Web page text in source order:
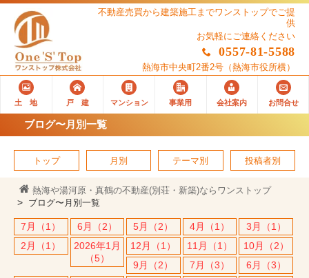
不動産売買から建築施工までワンストップでご提
供
お気軽にご連絡ください
0557-81-5588
熱海市中央町2番2号 （熱海市役所横）
土 地 戸 建 マンション 事業用 会社案内 お問合せ
ブログ〜月別一覧
トップ 月別 テーマ別 投稿者別
熱海や湯河原・真鶴の不動産(別荘・新築)ならワンストップ
ブログ〜月別一覧
7月（1） 6月（2） 5月（2） 4月（1）
3月（1）
2月（1）
2026年1月
（5）
12月（1） 11月（1）
10月（2）
9月（2）
7月（3）
6月（3）